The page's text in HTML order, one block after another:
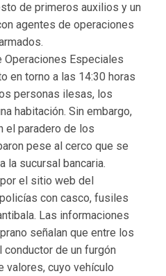
de primeros auxilios y un
agentes de operaciones
Operaciones Especiales
en torno a las 14:30 horas
personas ilesas, los
habitación. Sin embargo,
el paradero de los
pese al cerco que se
la sucursal bancaria.
el sitio web del
con casco, fusiles
Las informaciones
señalan que entre los
de un furgón
valores, cuyo vehículo